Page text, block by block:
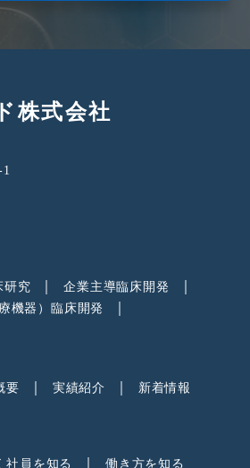
株式会社
研究
企業主導臨床開発
機器）臨床開発
要 実績紹介 新着情報
社員を知る 働き方を知る